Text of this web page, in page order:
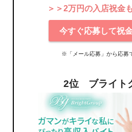
＞＞2万円の入店祝金
今すぐ応募して祝
※「メール応募」から応募
2位 ブライト